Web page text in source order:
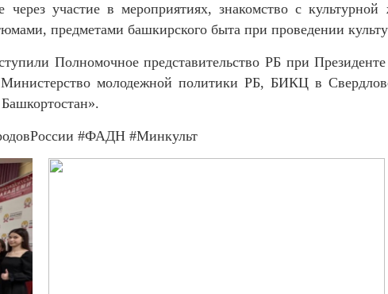
через участие в мероприятиях, знакомство с
предметами башкирского быта при проведении
Полномочное представительство РБ при
Министерство молодежной политики РБ, БИКЦ в
#ФАДН #Минкульт